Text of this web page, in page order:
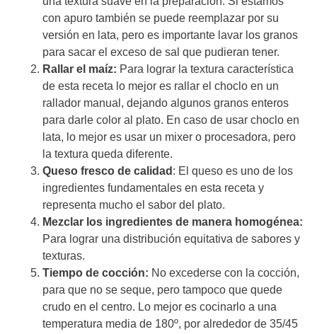
con apuro también se puede reemplazar por su
versión en lata, pero es importante lavar los granos
para sacar el exceso de sal que pudieran tener.
Rallar el maíz: Para lograr la textura característica
de esta receta lo mejor es rallar el choclo en un
rallador manual, dejando algunos granos enteros
para darle color al plato. En caso de usar choclo en
lata, lo mejor es usar un mixer o procesadora, pero
la textura queda diferente.
Queso fresco de calidad : El queso es uno de los
ingredientes fundamentales en esta receta y
representa mucho el sabor del plato.
Mezclar los ingredientes de manera homogénea:
Para lograr una distribución equitativa de sabores y
texturas.
Tiempo de cocción: No excederse con la cocción,
para que no se seque, pero tampoco que quede
crudo en el centro. Lo mejor es cocinarlo a una
temperatura media de 180º, por alrededor de 35/45